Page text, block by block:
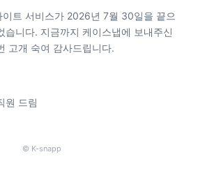
트 서비스가 2026년 7월 30일을 끝으
습니다. 지금까지 케이스냅에 보내주신
고개 숙여 감사드립니다.
원 드림
© K-snapp